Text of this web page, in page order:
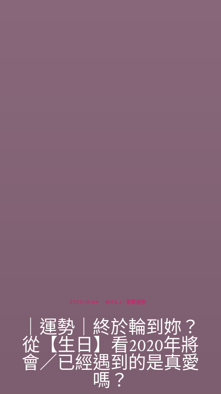
2020-10-04 MISS J｜靈數運勢
｜運勢｜終於輪到妳？
從【生日】看2020年將
會／已經遇到的是真愛
嗎？